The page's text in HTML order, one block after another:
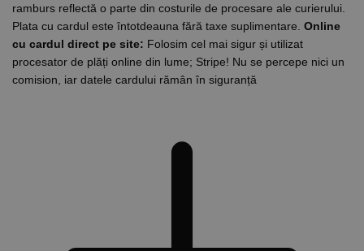
ramburs reflectă o parte din costurile de procesare ale curierului.
Plata cu cardul este întotdeauna fără taxe suplimentare. Online
cu cardul direct pe site: Folosim cel mai sigur și utilizat
procesator de plăți online din lume; Stripe! Nu se percepe nici un
comision, iar datele cardului rămân în siguranță